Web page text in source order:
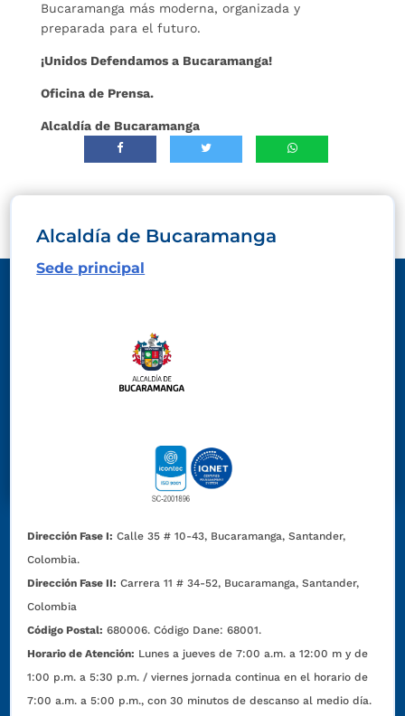
Bucaramanga más moderna, organizada y
preparada para el futuro.
¡Unidos Defendamos a Bucaramanga!
Oficina de Prensa.
Alcaldía de Bucaramanga
Alcaldía de Bucaramanga
Sede principal
Dirección Fase I: Calle 35 # 10-43, Bucaramanga, Santander,
Colombia.
Dirección Fase II: Carrera 11 # 34-52, Bucaramanga, Santander,
Colombia
Código Postal: 680006. Código Dane: 68001.
Horario de Atención: Lunes a jueves de 7:00 a.m. a 12:00 m y de
1:00 p.m. a 5:30 p.m. / viernes jornada continua en el horario de
7:00 a.m. a 5:00 p.m., con 30 minutos de descanso al medio día.